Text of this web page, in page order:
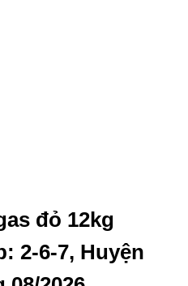
đỏ 12kg
2-6-7, Huyện